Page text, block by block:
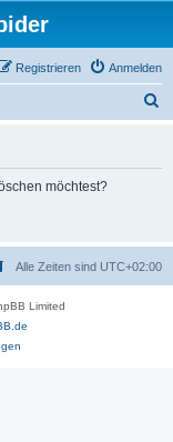
Anmelden
Registrieren
möchtest?
Alle Zeiten sind UTC+02:00
Limited